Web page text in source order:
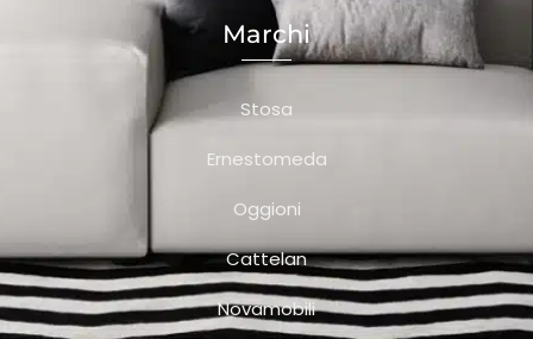
Marchi
Stosa
Ernestomeda
Oggioni
Cattelan
Novamobili